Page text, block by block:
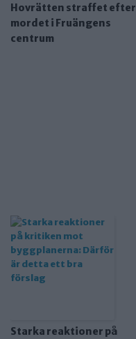
Hovrätten straffet efter
mordet i Fruängens
centrum
Starka reaktioner på